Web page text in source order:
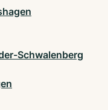
Schwalenberg